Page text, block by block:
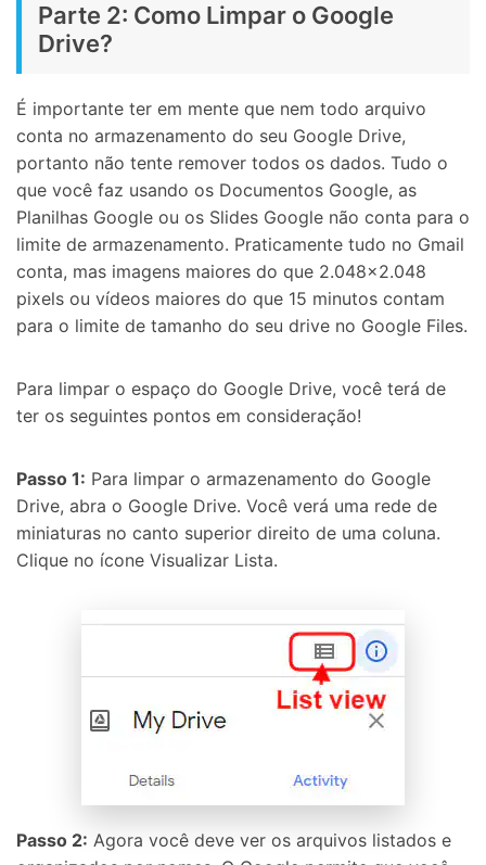
Parte 2: Como Limpar o Google
Drive?
É importante ter em mente que nem todo arquivo
conta no armazenamento do seu Google Drive,
portanto não tente remover todos os dados. Tudo o
que você faz usando os Documentos Google, as
Planilhas Google ou os Slides Google não conta para o
limite de armazenamento. Praticamente tudo no Gmail
conta, mas imagens maiores do que 2.048x2.048
pixels ou vídeos maiores do que 15 minutos contam
para o limite de tamanho do seu drive no Google Files.
Para limpar o espaço do Google Drive, você terá de
ter os seguintes pontos em consideração!
Passo 1: Para limpar o armazenamento do Google
Drive, abra o Google Drive. Você verá uma rede de
miniaturas no canto superior direito de uma coluna.
Clique no ícone Visualizar Lista.
Passo 2: Agora você deve ver os arquivos listados e